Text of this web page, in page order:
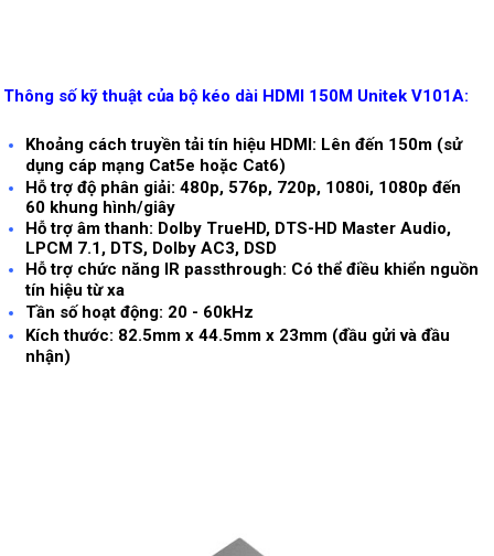
Thông số kỹ thuật của bộ kéo dài HDMI 150M Unitek V101A:
Khoảng cách truyền tải tín hiệu HDMI: Lên đến 150m (sử
dụng cáp mạng Cat5e hoặc Cat6)
Hỗ trợ độ phân giải: 480p, 576p, 720p, 1080i, 1080p đến
60 khung hình/giây
Hỗ trợ âm thanh: Dolby TrueHD, DTS-HD Master Audio,
LPCM 7.1, DTS, Dolby AC3, DSD
Hỗ trợ chức năng IR passthrough: Có thể điều khiển nguồn
tín hiệu từ xa
Tần số hoạt động: 20 - 60kHz
Kích thước: 82.5mm x 44.5mm x 23mm (đầu gửi và đầu
nhận)